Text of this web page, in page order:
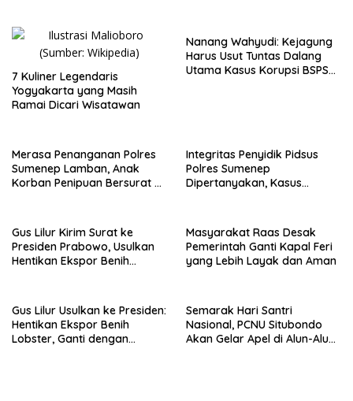
7 Kuliner Legendaris
Yogyakarta yang Masih
Ramai Dicari Wisatawan
Nanang Wahyudi: Kejagung
Harus Usut Tuntas Dalang
Utama Kasus Korupsi BSPS
Merasa Penanganan Polres
Sumenep Lamban, Anak
Korban Penipuan Bersurat ke
Integritas Penyidik Pidsus
Polres Sumenep
Dipertanyakan, Kasus
Kepastian
Gus Lilur Kirim Surat ke
Presiden Prabowo, Usulkan
Hentikan Ekspor Benih
Masyarakat Raas Desak
Pemerintah Ganti Kapal Feri
yang Lebih Layak dan Aman
Gus Lilur Usulkan ke Presiden:
Hentikan Ekspor Benih
Lobster, Ganti dengan
Semarak Hari Santri
Nasional, PCNU Situbondo
Akan Gelar Apel di Alun-Alun